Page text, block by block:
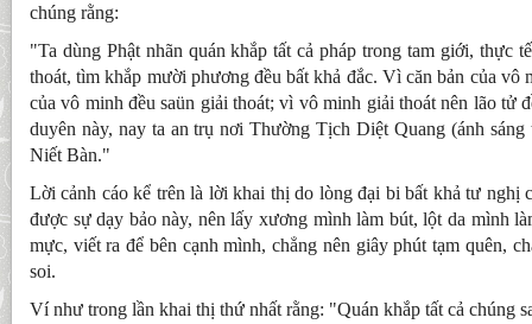
chúng rằng:
"Ta dùng Phật nhãn quán khắp tất cả pháp trong tam giới, thực
thoát, tìm khắp mười phương đều bất khả đắc. Vì căn bản của vô
của vô minh đều saün giải thoát; vì vô minh giải thoát nên lão tử
duyên này, nay ta an trụ nơi Thường Tịch Diệt Quang (ánh
Niết Bàn."
Lời cảnh cáo kể trên là lời khai thị do lòng đại bi bất khả tư nghị
được sự dạy bảo này, nên lấy xương mình làm bút, lột da mình
mực, viết ra để bên cạnh mình, chẳng nên giây phút tạm quên,
soi.
Ví như trong lần khai thị thứ nhất rằng: "Quán khắp tất cả chúng